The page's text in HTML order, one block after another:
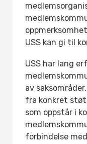
USS kan gi til
USS har lang
av
fra konkret
som oppstår i
forbindelse